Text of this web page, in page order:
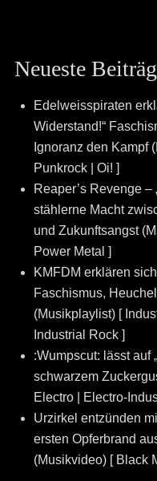
Neueste
Edelweisspiraten
Widerstand!“
Ignoranz den Kampf
Punkrock | Oi! ]
Reaper’s Revenge –
stählerne Macht
und Zukunftsangst
Power Metal ]
KMFDM erklären
Faschismus,
(Musikplaylist) [
Industrial Rock ]
:Wumpscut: lässt auf
schwarzem
Electro | Electro-
Urzirkel entzünden
ersten Opferbrand
(Musikvideo) [ Black